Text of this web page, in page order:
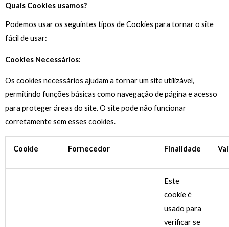
Quais Cookies usamos?
Podemos usar os seguintes tipos de Cookies para tornar o site
fácil de usar:
Cookies Necessários:
Os cookies necessários ajudam a tornar um site utilizável,
permitindo funções básicas como navegação de página e acesso
para proteger áreas do site. O site pode não funcionar
corretamente sem esses cookies.
Cookie Fornecedor Finalidade
Este
cookie é
usado para
verificar se